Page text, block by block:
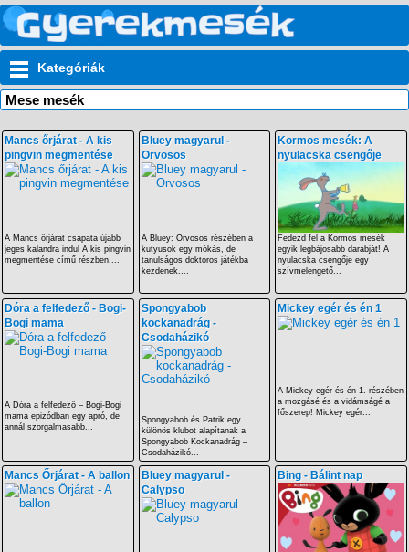
Kategóriák
Mese mesék
Mancs őrjárat - A kis
pingvin megmentése
A Mancs őrjárat csapata újabb
jeges kalandra indul A kis pingvin
megmentése című részben....
Bluey magyarul -
Orvosos
A Bluey: Orvosos részében a
kutyusok egy mókás, de
tanulságos doktoros játékba
kezdenek....
Kormos mesék: A
nyulacska csengője
Fedezd fel a Kormos mesék
egyik legbájosabb darabját! A
nyulacska csengője egy
szívmelengető...
Dóra a felfedező - Bogi-
Bogi mama
A Dóra a felfedező – Bogi-Bogi
mama epizódban egy apró, de
annál szorgalmasabb...
Spongyabob
kockanadrág -
Csodaházikó
Spongyabob és Patrik egy
különös klubot alapítanak a
Spongyabob Kockanadrág –
Csodaházikó...
Mickey egér és én 1
A Mickey egér és én 1. részében
a mozgásé és a vidámságé a
főszerep! Mickey egér...
Mancs Őrjárat - A ballon
Bluey magyarul -
Calypso
Bing - Bálint nap